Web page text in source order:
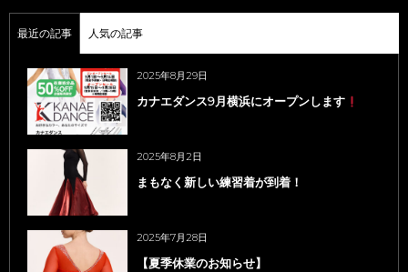
最近の記事 人気の記事
2025年8月29日
カナエダンス9月横浜にオープンします
2025年8月2日
まもなく新しい練習着が到着！
2025年7月28日
【夏季休業のお知らせ】